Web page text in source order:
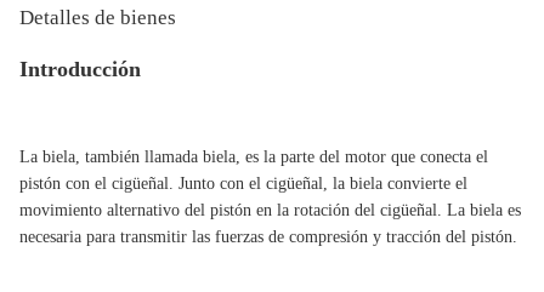
Detalles de bienes
Introducción
La biela, también llamada biela, es la parte del motor que conecta el
pistón con el cigüeñal. Junto con el cigüeñal, la biela convierte el
movimiento alternativo del pistón en la rotación del cigüeñal. La biela es
necesaria para transmitir las fuerzas de compresión y tracción del pistón.